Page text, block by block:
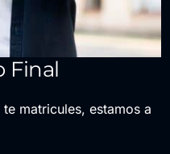
Final
matricules, estamos a